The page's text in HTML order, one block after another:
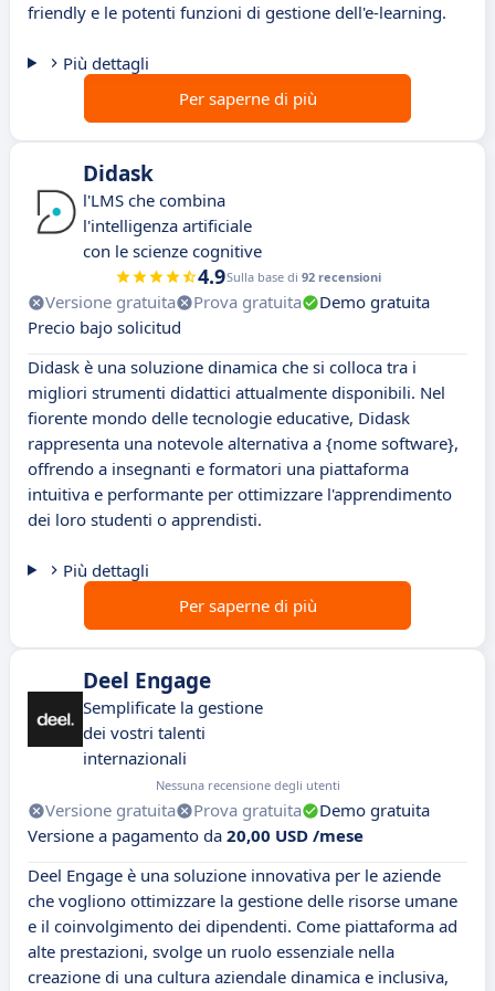
friendly e le potenti funzioni di gestione dell'e-learning.
Più dettagli
Per saperne di più
Didask
l'LMS che combina
l'intelligenza artificiale
con le scienze cognitive
4.9Sulla base di 92 recensioni
Versione gratuita Prova gratuita
Demo gratuita
Precio bajo solicitud
Didask è una soluzione dinamica che si colloca tra i
migliori strumenti didattici attualmente disponibili. Nel
fiorente mondo delle tecnologie educative, Didask
rappresenta una notevole alternativa a {nome software},
offrendo a insegnanti e formatori una piattaforma
intuitiva e performante per ottimizzare l'apprendimento
dei loro studenti o apprendisti.
Più dettagli
Per saperne di più
Deel Engage
Semplificate la gestione
dei vostri talenti
internazionali
Nessuna recensione degli utenti
Versione gratuita Prova gratuita
Demo gratuita
Versione a pagamento da 20,00 USD /mese
Deel Engage è una soluzione innovativa per le aziende
che vogliono ottimizzare la gestione delle risorse umane
e il coinvolgimento dei dipendenti. Come piattaforma ad
alte prestazioni, svolge un ruolo essenziale nella
creazione di una cultura aziendale dinamica e inclusiva,